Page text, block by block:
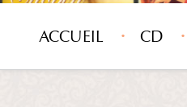
ACCUEIL CD